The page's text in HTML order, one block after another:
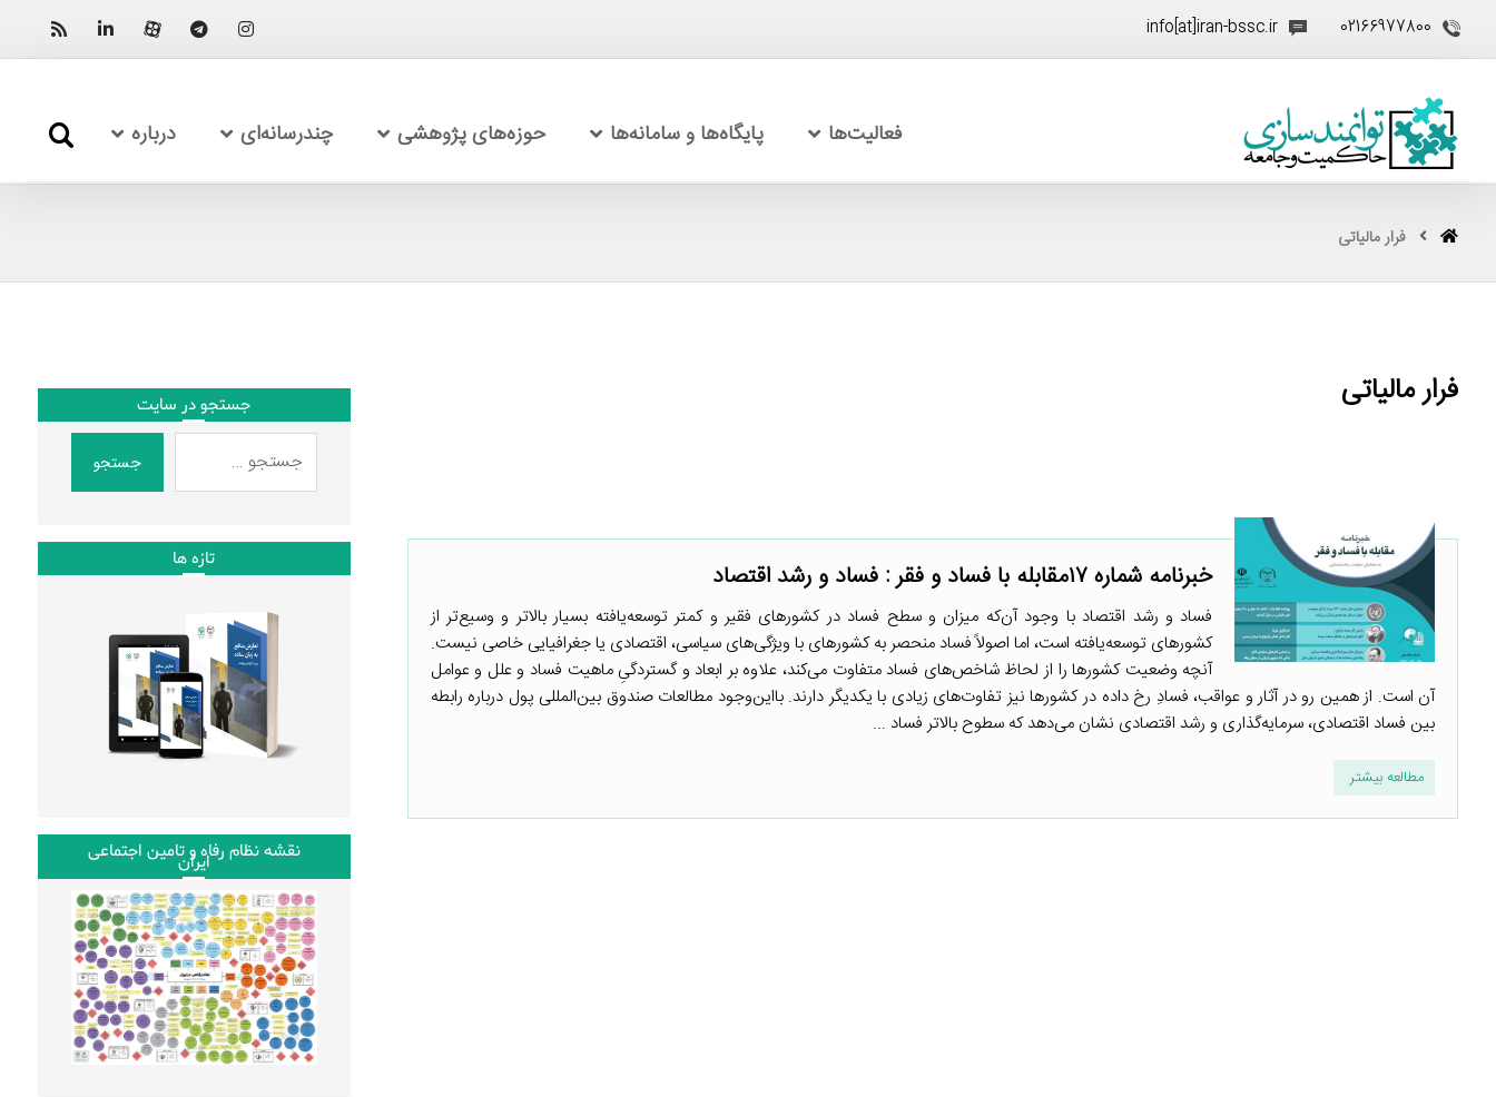
02166977800
info[at]iran-bssc.ir
فعالیت‌ها پایگاه‌ها و سامانه‌ها حوزه‌های پژوهشی چندرسانه‌ای درباره
فرار مالیاتی
فرار مالیاتی
خبرنامه شماره ۱۷مقابله با فساد و فقر : فساد و رشد اقتصاد
فساد و رشد اقتصاد با وجود آن‌که میزان و سطح فساد در کشورهای فقیر و کمتر توسعه‌یافته بسیار بالاتر و وسیع‌تر از
کشورهای توسعه‌یافته است، اما اصولاً فساد منحصر به کشورهای با ویژگی‌های سیاسی، اقتصادی یا جغرافیایی خاصی نیست.
آنچه وضعیت کشورها را از لحاظ شاخص‌های فساد متفاوت می‌کند، علاوه بر ابعاد و گستردگیِ ماهیت فساد و علل و عوامل
آن است. از همین رو در آثار و عواقب، فسادِ رخ داده در کشورها نیز تفاوت‌های زیادی با یکدیگر دارند. بااین‌وجود مطالعات صندوق بین‌المللی پول درباره رابطه
بین فساد اقتصادی، سرمایه‌گذاری و رشد اقتصادی نشان می‌دهد که سطوح بالاتر فساد ...
مطالعه بیشتر
جستجو در سایت
جستجو
تازه ها
نقشه نظام رفاه و تامین اجتماعی
ایران